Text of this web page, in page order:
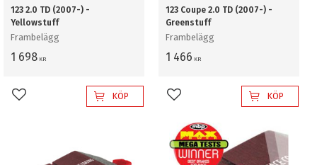
123 2.0 TD (2007-) -
Yellowstuff
Frambelägg
1 698 KR
Lägg till i favoriterKÖP
123 Coupe 2.0 TD (2007-) -
Greenstuff
Frambelägg
1 466 KR
Lägg till i favoriterKÖP